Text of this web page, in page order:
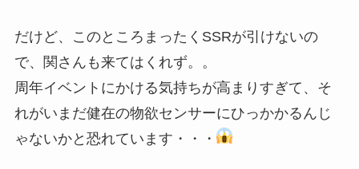
だけど、このところまったくSSRが引けないの
で、関さんも来てはくれず。。
周年イベントにかける気持ちが高まりすぎて、そ
れがいまだ健在の物欲センサーにひっかかるんじ
ゃないかと恐れています・・・